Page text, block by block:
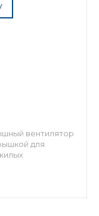
вентилятор
для